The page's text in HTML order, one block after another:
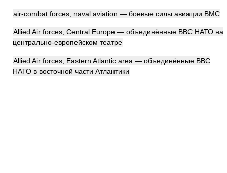
air-combat forces, naval aviation — боевые силы авиации ВМС
Allied Air forces, Central Europe — объединённые ВВС НАТО на
центрально-европейском театре
Allied Air forces, Eastern Atlantic area — объединённые ВВС
НАТО в восточной части Атлантики